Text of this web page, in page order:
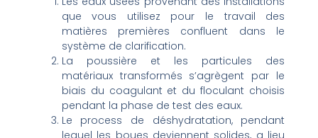
que vous utilisez pour le travail des
matières premières confluent dans le
système de clarification.
La poussière et les particules des
matériaux transformés s’agrègent par le
biais du coagulant et du floculant choisis
pendant la phase de test des eaux.
Le process de déshydratation, pendant
lequel les boues deviennent solides, a lieu